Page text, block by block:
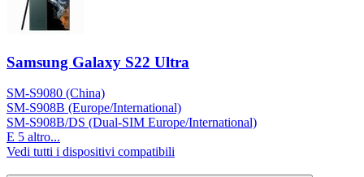
Samsung Galaxy S22 Ultra
SM-S9080 (China)
SM-S908B (Europe/International)
SM-S908B/DS (Dual-SIM Europe/International)
E 5 altro...
Vedi tutti i dispositivi compatibili